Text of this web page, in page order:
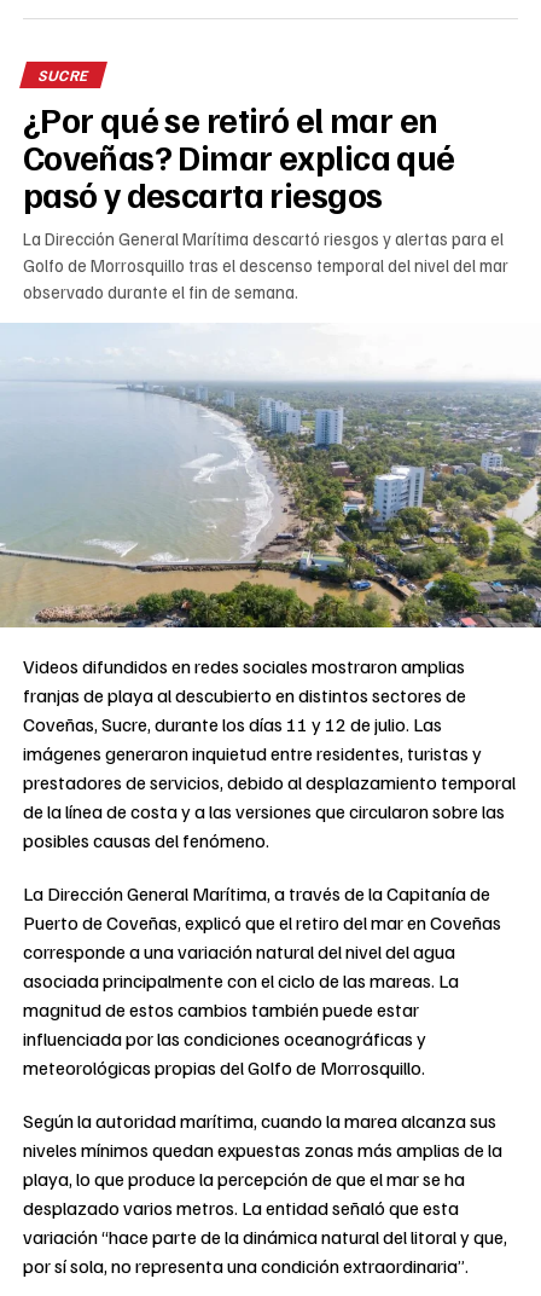
SUCRE
¿Por qué se retiró el mar en
Coveñas? Dimar explica qué
pasó y descarta riesgos
La Dirección General Marítima descartó riesgos y alertas para el
Golfo de Morrosquillo tras el descenso temporal del nivel del mar
observado durante el fin de semana.
Videos difundidos en redes sociales mostraron amplias
franjas de playa al descubierto en distintos sectores de
Coveñas, Sucre, durante los días 11 y 12 de julio. Las
imágenes generaron inquietud entre residentes, turistas y
prestadores de servicios, debido al desplazamiento temporal
de la línea de costa y a las versiones que circularon sobre las
posibles causas del fenómeno.
La Dirección General Marítima, a través de la Capitanía de
Puerto de Coveñas, explicó que el retiro del mar en Coveñas
corresponde a una variación natural del nivel del agua
asociada principalmente con el ciclo de las mareas. La
magnitud de estos cambios también puede estar
influenciada por las condiciones oceanográficas y
meteorológicas propias del Golfo de Morrosquillo.
Según la autoridad marítima, cuando la marea alcanza sus
niveles mínimos quedan expuestas zonas más amplias de la
playa, lo que produce la percepción de que el mar se ha
desplazado varios metros. La entidad señaló que esta
variación “hace parte de la dinámica natural del litoral y que,
por sí sola, no representa una condición extraordinaria”.